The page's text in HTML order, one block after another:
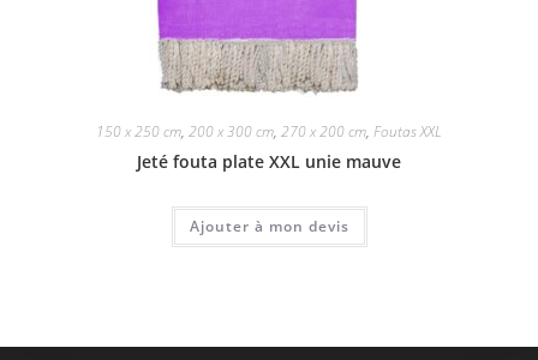
150 x 250 cm, 200 x 300 cm, 270 x 200 cm, Foutas XXL
Jeté fouta plate XXL unie mauve
Ajouter à mon devis